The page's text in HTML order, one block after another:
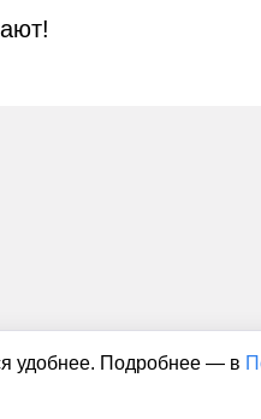
удобнее. Подробнее — в